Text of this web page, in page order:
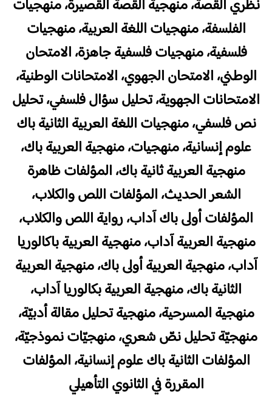
نظري القصة، منهجية القصة القصيرة، منهجيات
الفلسفة، منهجيات اللغة العربية، منهجيات
فلسفية، منهجيات فلسفية جاهزة، الامتحان
الوطني، الامتحان الجهوي، الامتحانات الوطنية،
الامتحانات الجهوية، تحليل سؤال فلسفي، تحليل
نص فلسفي، منهجيات اللغة العربية الثانية باك
علوم إنسانية، منهجيات، منهجية العربية باك،
منهجية العربية ثانية باك، المؤلفات ظاهرة
الشعر الحديث، المؤلفات اللص والكلاب،
المؤلفات أولى باك آداب، رواية اللص والكلاب،
منهجية العربية آداب، منهجية العربية باكالوريا
آداب، منهجية العربية أولى باك، منهجية العربية
الثانية باك، منهجية العربية بكالوريا آداب،
منهجية المسرحية، منهجية تحليل مقالة أدبيّة،
منهجيّة تحليل نصّ شعري، منهجيّات نموذجيّة،
المؤلفات الثانية باك علوم إنسانية، المؤلفات
المقررة في الثانوي التأهيلي